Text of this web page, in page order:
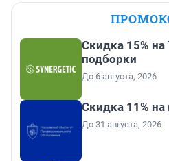
Скидка 15%
подборки
До 6 августа, 2026
Скидка 11% на
До 31 августа, 2026